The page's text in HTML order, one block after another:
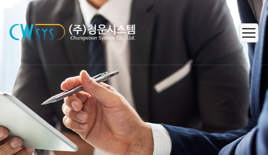
㈜청운시스템 - 캐리어 공조 시스